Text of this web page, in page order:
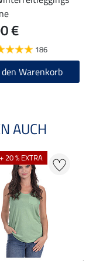
€
186
Warenkorb
AUCH
20 % EXTRA